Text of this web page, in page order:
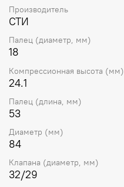
Производитель
СТИ
Палец (диаметр, мм)
18
Компрессионная высота (мм)
24.1
Палец (длина, мм)
53
Диаметр (мм)
84
Клапана (диаметр, мм)
32/29